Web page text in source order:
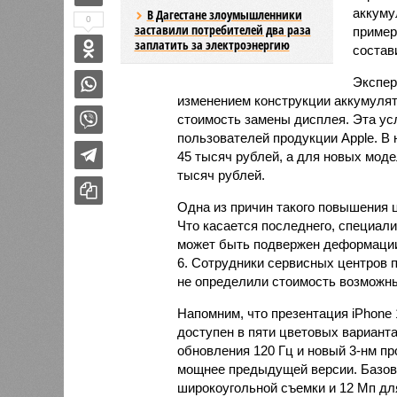
В Дагестане злоумышленники
заставили потребителей два раза
заплатить за электроэнергию
изменением конструкции
стоимость замены дисплея. Эта
пользователей продукции Apple.
45 тысяч рублей, а для новых
тысяч рублей.
Одна из причин такого повышения
Что касается последнего,
может быть подвержен
6. Сотрудники сервисных центров
не определили стоимость
Напомним, что презентация
доступен в пяти цветовых
обновления 120 Гц и новый 3-нм
мощнее предыдущей версии.
широкоугольной съемки и 12 Мп
0